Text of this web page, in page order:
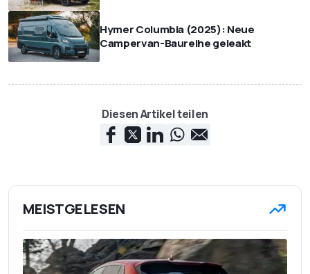
Hymer Columbia (2025): Neue
Campervan-Baureihe geleakt
Diesen Artikel teilen
MEISTGELESEN